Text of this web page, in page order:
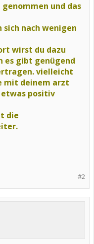
und das
nach wenigen
wirst du dazu
es gibt genügend
vielleicht
mit deinem arzt
etwas positiv
die
#2